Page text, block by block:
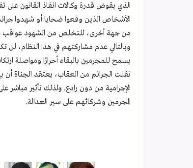
الذي يقوض قدرة وكالات انفاذ القانون
الأشخاص الذين وقعوا ضحايا أو شهدوا
من جهة أخرى، للتخلص من الشهود عواقب
وبالتالي عدم مشاركتهم في هذا النظام، لن
يسمح للمجرمين بالبقاء أحرارًا ومواصلة
تفلت الجرائم من العقاب، يعتقد الجناة أن
الإجرامية من دون رادع. ولذلك تأثير
المجرمين وشركائهم على سير العدالة.